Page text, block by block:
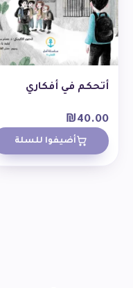
أتحكم في أفكاري
₪40.00
أضيفوا للسلة